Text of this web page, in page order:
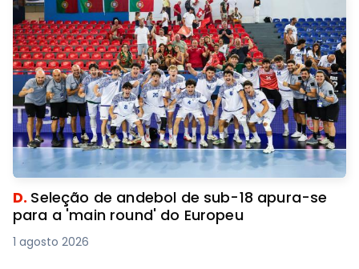
D. Seleção de andebol de sub-18 apura-se
para a 'main round' do Europeu
1 agosto 2026